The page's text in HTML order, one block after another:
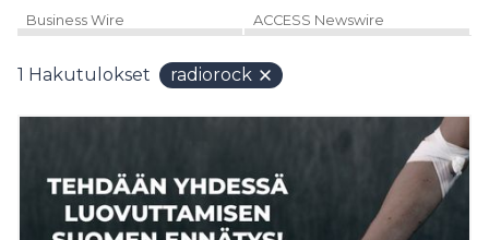
Business Wire ACCESS Newswire
1 Hakutulokset radiorock